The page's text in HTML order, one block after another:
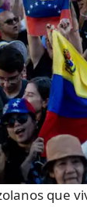
que